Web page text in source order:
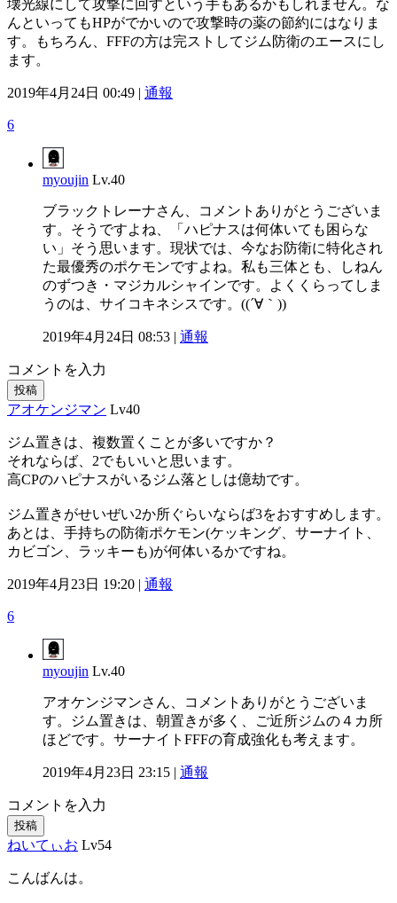
壊光線にして攻撃に回すという手もあるかもしれません。な
んといってもHPがでかいので攻撃時の薬の節約にはなりま
す。もちろん、FFFの方は完ストしてジム防衛のエースにし
ます。
2019年4月24日 00:49 | 通報
6
myoujin Lv.40
ブラックトレーナさん、コメントありがとうございま
す。そうですよね、「ハピナスは何体いても困らな
い」そう思います。現状では、今なお防衛に特化され
た最優秀のポケモンですよね。私も三体とも、しねん
のずつき・マジカルシャインです。よくくらってしま
うのは、サイコキネシスです。((´∀｀))
2019年4月24日 08:53 | 通報
コメントを入力
投稿
アオケンジマン Lv40
ジム置きは、複数置くことが多いですか？
それならば、2でもいいと思います。
高CPのハピナスがいるジム落としは億劫です。
ジム置きがせいぜい2か所ぐらいならば3をおすすめします。
あとは、手持ちの防衛ポケモン(ケッキング、サーナイト、
カビゴン、ラッキーも)が何体いるかですね。
2019年4月23日 19:20 | 通報
6
myoujin Lv.40
アオケンジマンさん、コメントありがとうございま
す。ジム置きは、朝置きが多く、ご近所ジムの４カ所
ほどです。サーナイトFFFの育成強化も考えます。
2019年4月23日 23:15 | 通報
コメントを入力
投稿
ねいてぃお Lv54
こんばんは。